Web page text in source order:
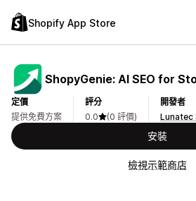
Shopify App Store
ShopyGenie: AI SEO for
定價
提供免費方案
評分
0.0
(0 評價)
開發者
Lunatec
安裝
檢視示範商店